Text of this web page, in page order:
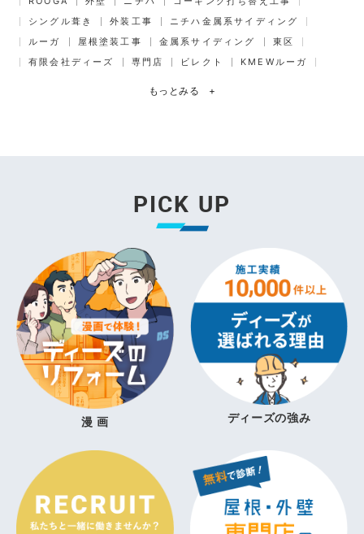
シングル葺き
外装工事
ニチハ金属系サイディング
ルーガ
屋根塗装工事 金属系サイディング
東区
有限会社ディーズ
専門店 ビレクト KMEWルーガ
もっとみる +
PICK UP
漫 画 ディーズの強み